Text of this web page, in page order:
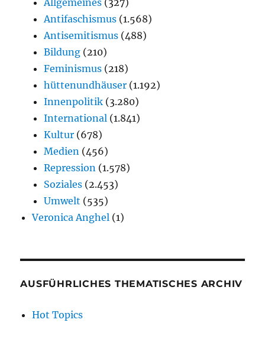
Antifaschismus (1.568)
Antisemitismus (488)
Bildung (210)
Feminismus (218)
hüttenundhäuser (1.192)
Innenpolitik (3.280)
International (1.841)
Kultur (678)
Medien (456)
Repression (1.578)
Soziales (2.453)
Umwelt (535)
Veronica Anghel (1)
AUSFÜHRLICHES THEMATISCHES ARCHIV
Hot Topics